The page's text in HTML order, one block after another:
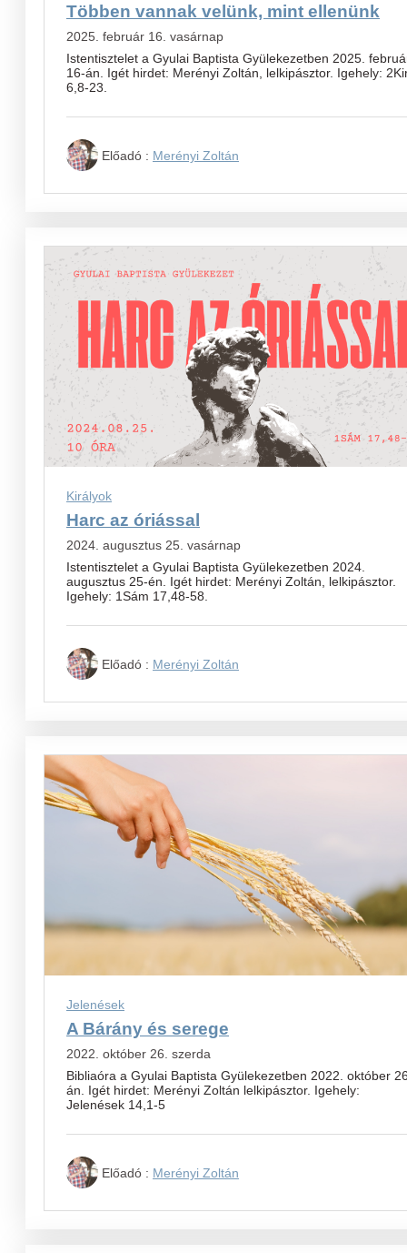
Többen vannak velünk, mint ellenünk
2025. február 16. vasárnap
Istentisztelet a Gyulai Baptista Gyülekezetben 2025.
16-án. Igét hirdet: Merényi Zoltán, lelkipásztor. Igehely:
6,8-23.
Előadó : Merényi Zoltán
Királyok
Harc az óriással
2024. augusztus 25. vasárnap
Istentisztelet a Gyulai Baptista Gyülekezetben 2024.
augusztus 25-én. Igét hirdet: Merényi Zoltán, lelkipásztor.
Igehely: 1Sám 17,48-58.
Előadó : Merényi Zoltán
Jelenések
A Bárány és serege
2022. október 26. szerda
Bibliaóra a Gyulai Baptista Gyülekezetben 2022. október
án. Igét hirdet: Merényi Zoltán lelkipásztor. Igehely:
Jelenések 14,1-5
Előadó : Merényi Zoltán